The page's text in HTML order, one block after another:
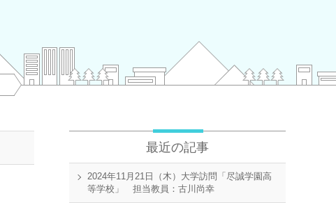
最近の記事
2024年11月21日（木）大学訪問「尽誠学園高
等学校」 担当教員：古川尚幸